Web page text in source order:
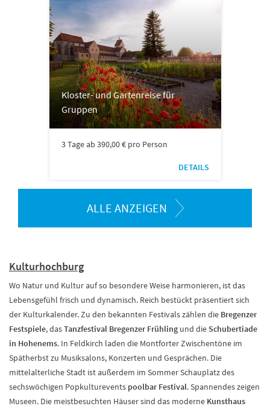
Kloster- und Gartenreise für
Gruppen
3 Tage ab 390,00 € pro Person
DETAILS
ALLE ANZEIGEN
Kulturhochburg
Wo Natur und Kultur auf so besondere Weise harmonieren, ist das
Lebensgefühl frisch und dynamisch. Reich bestückt präsentiert sich
der Kulturkalender. Zu den bekannten Festivals zählen die Bregenzer
Festspiele, dasTanzfestival Bregenzer Frühling und die Schubertiade
in Hohenems. In Feldkirch laden die Montforter Zwischentöne im
Spätherbst zu Musiksalons, Konzerten und Gesprächen. Die
mittelalterliche Stadt ist außerdem im Sommer Schauplatz des
sechswöchigen Popkulturevents poolbar Festival. Spannendes zeigen
Museen. Die meistbesuchten Häuser sind das moderne Kunsthaus